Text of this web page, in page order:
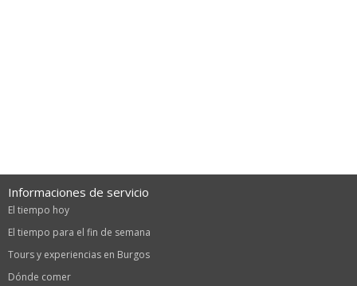
Informaciones de servicio
El tiempo hoy
El tiempo para el fin de semana
Tours y experiencias en Burgos
Dónde comer